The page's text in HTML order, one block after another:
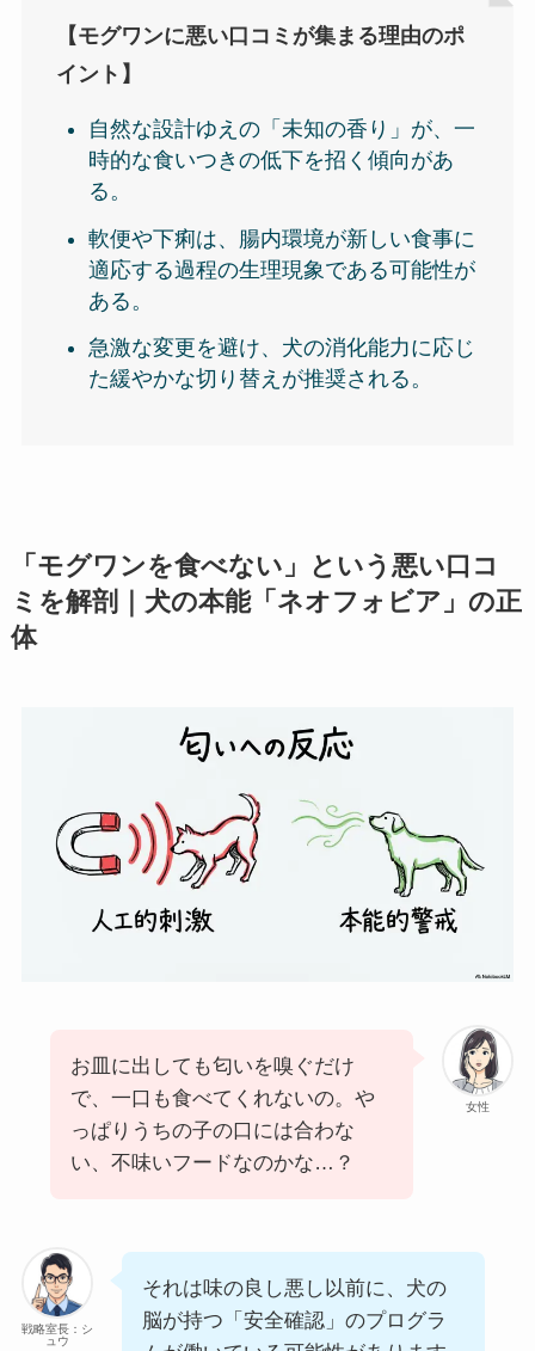
【モグワンに悪い口コミが集まる理由のポ
イント】
自然な設計ゆえの「未知の香り」が、一
時的な食いつきの低下を招く傾向があ
る。
軟便や下痢は、腸内環境が新しい食事に
適応する過程の生理現象である可能性が
ある。
急激な変更を避け、犬の消化能力に応じ
た緩やかな切り替えが推奨される。
「モグワンを食べない」という悪い口コ
ミを解剖｜犬の本能「ネオフォビア」の正
体
女性
お皿に出しても匂いを嗅ぐだけ
で、一口も食べてくれないの。や
っぱりうちの子の口には合わな
い、不味いフードなのかな…？
戦略室長：シ
ュウ
それは味の良し悪し以前に、犬の
脳が持つ「安全確認」のプログラ